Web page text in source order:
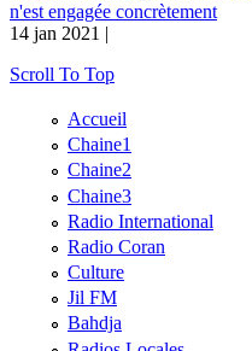
n'est engagée concrètement
14 jan 2021 |
Scroll To Top
Accueil
Chaine1
Chaine2
Chaine3
Radio International
Radio Coran
Culture
Jil FM
Bahdja